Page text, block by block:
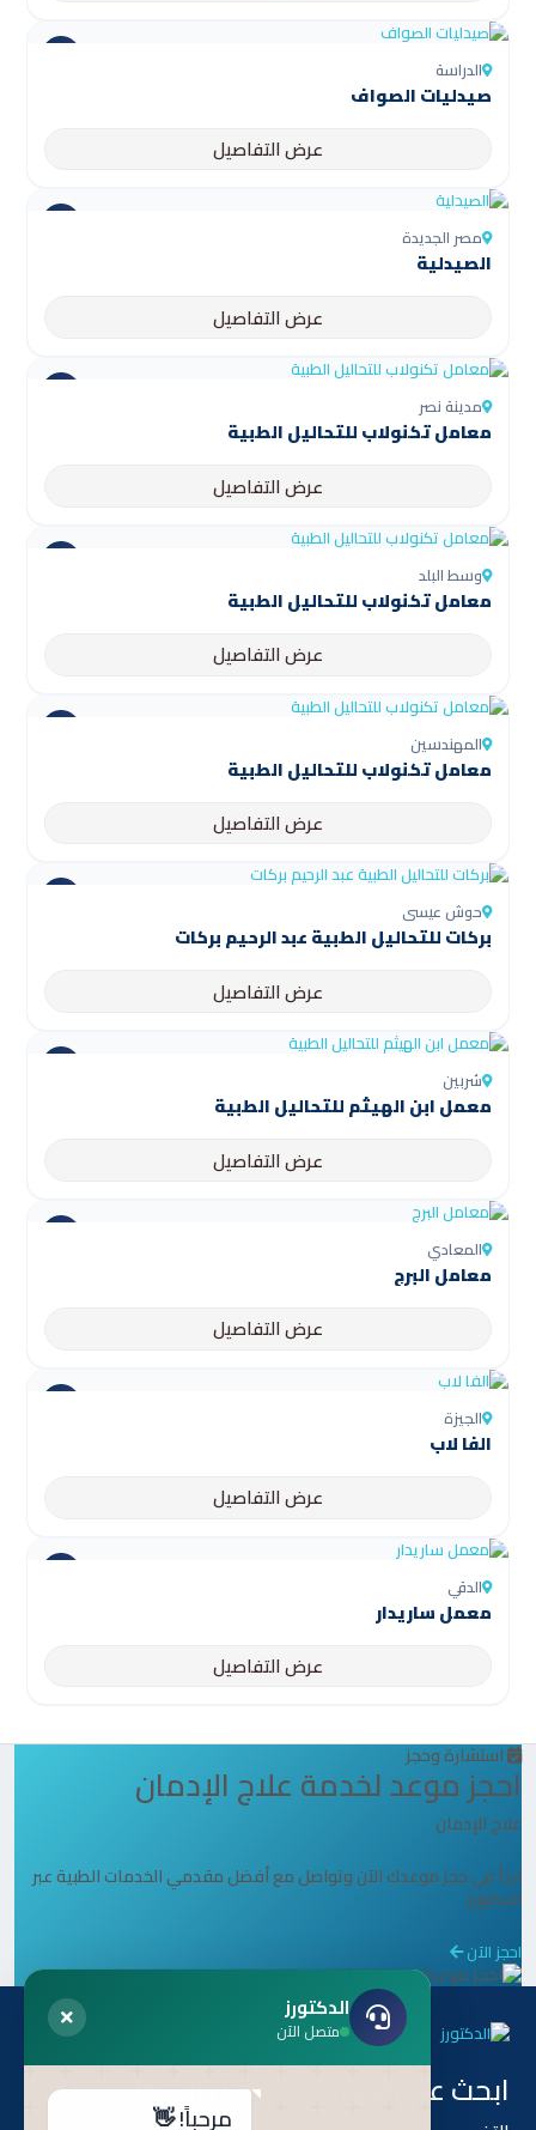
الدراسة
صيدليات الصواف
عرض التفاصيل
مصر الجديدة
الصيدلية
عرض التفاصيل
مدينة نصر
معامل تكنولاب للتحاليل الطبية
عرض التفاصيل
وسط البلد
معامل تكنولاب للتحاليل الطبية
عرض التفاصيل
المهندسين
معامل تكنولاب للتحاليل الطبية
عرض التفاصيل
حوش عيسى
بركات للتحاليل الطبية عبد الرحيم بركات
عرض التفاصيل
شربين
عرض التفاصيل
المعادي
معامل البرج
عرض التفاصيل
الجيزة
الفا لاب
عرض التفاصيل
الدقي
معمل ساريدار
عرض التفاصيل
استشارة وحجز
احجز موعد لخدمة علاج الإدمان
علاج الإدمان
ابدأ في حجز موعدك الآن وتواصل مع أفضل مقدمي الخدمات الطبية عبر
الدكتورز.
احجز الآن
ابحث عن طريق هل أنت طبيب ؟
الدكتورز
متصل الآن
مرحباً! 👋